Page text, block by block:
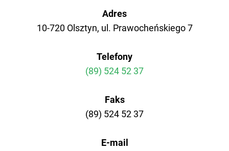
Adres
10-720 Olsztyn, ul. Prawocheńskiego 7
Telefony
(89) 524 52 37
Faks
(89) 524 52 37
E-mail